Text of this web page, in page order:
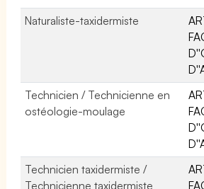
Naturaliste-taxidermiste
Technicien / Technicienne en
ostéologie-moulage
Technicien taxidermiste /
Technicienne taxidermiste